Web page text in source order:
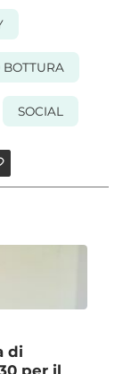
BOTTURA
SOCIAL
di